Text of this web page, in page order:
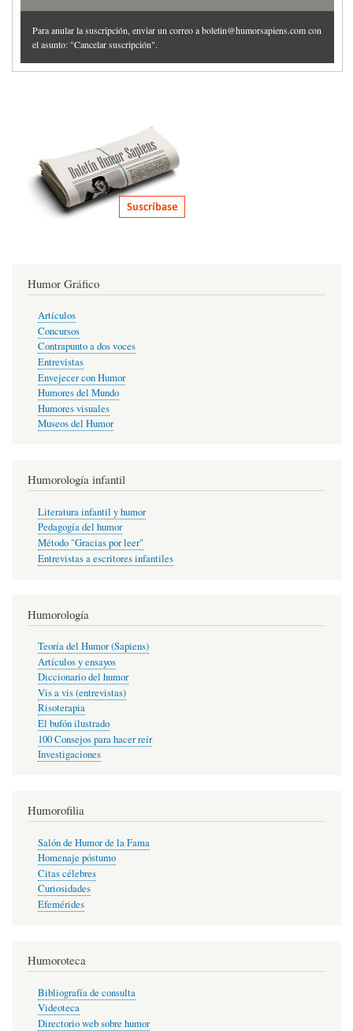
Para anular la suscripción, enviar un correo a boletin@humorsapiens.com con
el asunto: "Cancelar suscripción".
Humor Gráfico
Artículos
Concursos
Contrapunto a dos voces
Entrevistas
Envejecer con Humor
Humores del Mundo
Humores visuales
Museos del Humor
Humorología infantil
Literatura infantil y humor
Pedagogía del humor
Método "Gracias por leer"
Entrevistas a escritores infantiles
Humorología
Teoría del Humor (Sapiens)
Artículos y ensayos
Diccionario del humor
Vis a vis (entrevistas)
Risoterapia
El bufón ilustrado
100 Consejos para hacer reír
Investigaciones
Humorofilia
Salón de Humor de la Fama
Homenaje póstumo
Citas célebres
Curiosidades
Efemérides
Humoroteca
Bibliografía de consulta
Videoteca
Directorio web sobre humor